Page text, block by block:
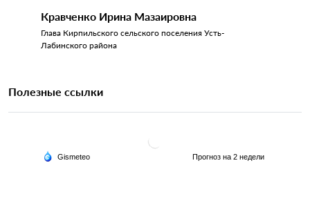
Кравченко Ирина Мазаировна
Глава Кирпильского сельского поселения Усть-
Лабинского района
Полезные ссылки